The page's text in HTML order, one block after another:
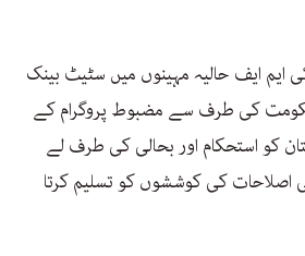
ایم ایف حالیہ مہینوں میں سٹیٹ بینک
کی طرف سے مضبوط پروگرام کے
کو استحکام اور بحالی کی طرف لے
کی کوششوں کو تسلیم کرتا